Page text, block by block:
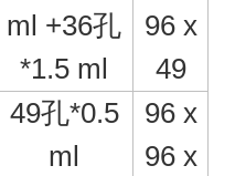
ml +36孔
*1.5 ml
96 x
49
49孔*0.5
ml
96 x
96 x